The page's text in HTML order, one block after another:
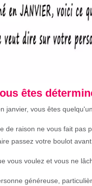
êtes
janvier, vous êtes
de raison ne vous fait pas
passez votre boulot
vous voulez et vous ne
généreuse,